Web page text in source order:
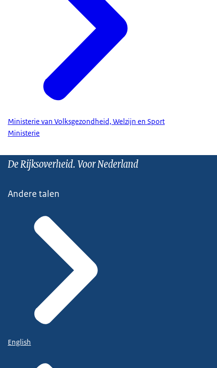
Ministerie van Volksgezondheid, Welzijn en Sport
Ministerie
De Rijksoverheid. Voor Nederland
Andere talen
English